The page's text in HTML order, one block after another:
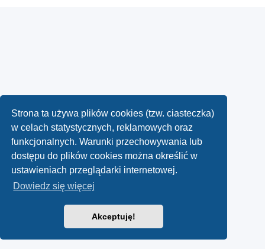
Strona ta używa plików cookies (tzw. ciasteczka)
w celach statystycznych, reklamowych oraz
funkcjonalnych. Warunki przechowywania lub
dostępu do plików cookies można określić w
ustawieniach przeglądarki internetowej.
Dowiedz się więcej
Akceptuję!